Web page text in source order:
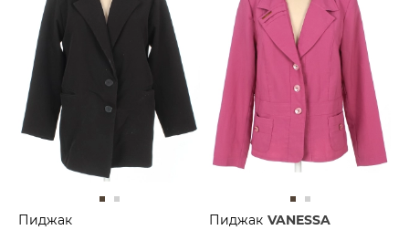
Пиджак Пиджак VANESSA